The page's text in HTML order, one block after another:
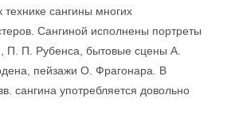
технике сангины многих
Сангиной исполнены портреты
П. П. Рубенса, бытовые сцены А.
пейзажи О. Фрагонара. В
сангина употребляется довольно